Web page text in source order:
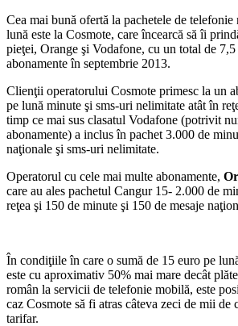
Cea mai bună ofertă la pachetele de
lună este la Cosmote, care încearcă să îi
pieţei, Orange şi Vodafone, cu un total de
abonamente în septembrie 2013.
Clienţii operatorului Cosmote primesc la un
pe lună minute şi sms-uri nelimitate atât în
timp ce mai sus clasatul Vodafone (potrivit
abonamente) a inclus în pachet 3.000 de
naţionale şi sms-uri nelimitate.
Operatorul cu cele mai multe abonamente,
care au ales pachetul Cangur 15- 2.000 de
reţea şi 150 de minute şi 150 de mesaje
În condiţiile în care o sumă de 15 euro pe
este cu aproximativ 50% mai mare decât
român la servicii de telefonie mobilă, este
caz Cosmote să fi atras câteva zeci de mii de
tarifar.